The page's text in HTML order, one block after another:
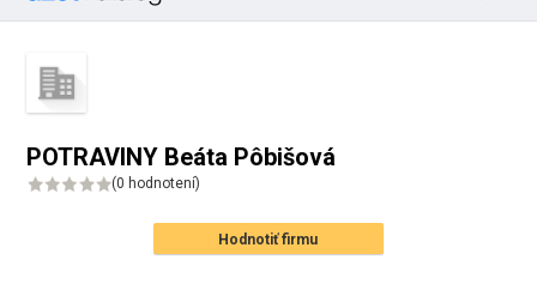
POTRAVINY Beáta Pôbišová
(0 hodnotení)
Hodnotiť firmu